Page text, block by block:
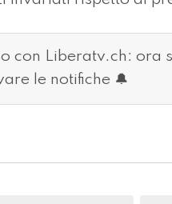
con Liberatv.ch: ora
le notifiche 🔔